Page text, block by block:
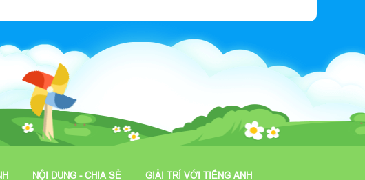
NỘI DUNG - CHIA SẺ GIẢI TRÍ VỚI TIẾNG ANH